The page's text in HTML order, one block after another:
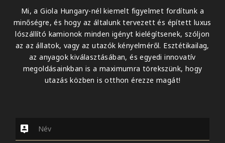
Mi, a Giola Hungary-nél kiemelt figyelmet fordítunk a
minőségre, és hogy az általunk tervezett és épített luxus
lószállító kamionok minden igényt kielégítsenek, szóljon
az az állatok, vagy az utazók kényelméről. Esztétikailag,
az anyagok kiválasztásában, és egyedi innovatív
megoldásainkban is a maximumra törekszünk, hogy
utazás közben is otthon érezze magát!